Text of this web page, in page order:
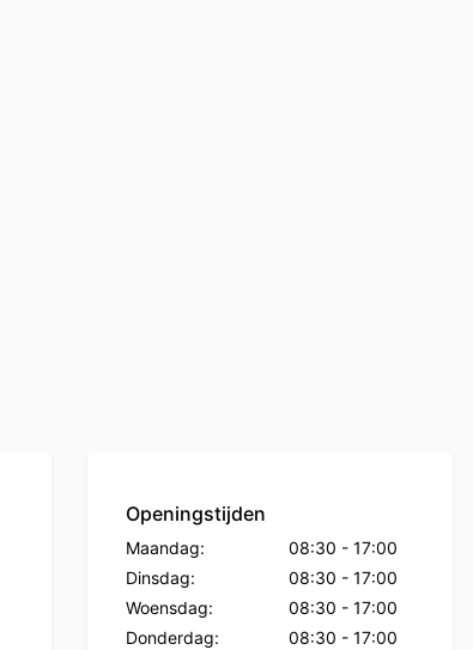
Openingstijden
Maandag: 08:30 - 17:00
Dinsdag:
08:30 - 17:00
Woensdag:
08:30 - 17:00
Donderdag:
08:30 - 17:00